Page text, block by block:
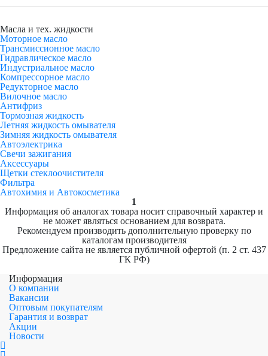
Масла и тех. жидкости
Моторное масло
Трансмиссионное масло
Гидравлическое масло
Индустриальное масло
Компрессорное масло
Редукторное масло
Вилочное масло
Антифриз
Тормозная жидкость
Летняя жидкость омывателя
Зимняя жидкость омывателя
Автоэлектрика
Свечи зажигания
Аксессуары
Щетки стеклоочистителя
Фильтра
Автохимия и Автокосметика
1
Информация об аналогах товара носит справочный характер и
не может являться основанием для возврата.
Рекомендуем производить дополнительную проверку по
каталогам производителя
Предложение сайта не является публичной офертой (п. 2 ст. 437
ГК РФ)
Информация
О компании
Вакансии
Оптовым покупателям
Гарантия и возврат
Акции
Новости